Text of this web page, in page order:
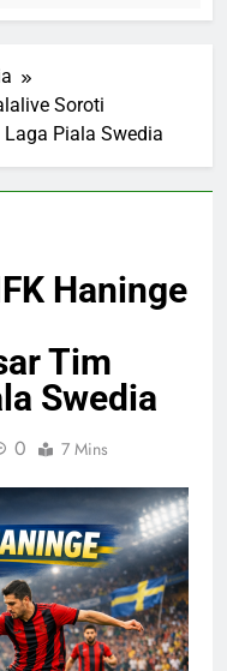
Soroti
Piala Swedia
Haninge
Tim
Swedia
0 7 Mins